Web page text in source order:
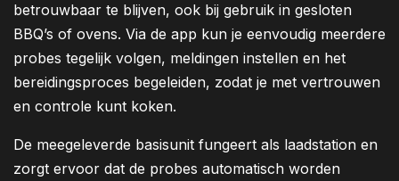
betrouwbaar te blijven, ook bij gebruik in gesloten
BBQ’s of ovens. Via de app kun je eenvoudig meerdere
probes tegelijk volgen, meldingen instellen en het
bereidingsproces begeleiden, zodat je met vertrouwen
en controle kunt koken.
De meegeleverde basisunit fungeert als laadstation en
zorgt ervoor dat de probes automatisch worden